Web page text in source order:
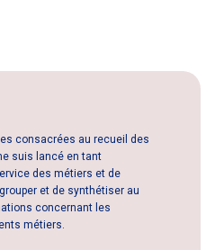
consacrées au recueil des
suis lancé en tant
des métiers et de
et de synthétiser au
concernant les
métiers.